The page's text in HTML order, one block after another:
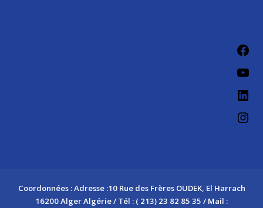
Coordonnées : Adresse :10 Rue des Frères OUDEK, El Harrach
16200 Alger Algérie / Tél : ( 213) 23 82 85 35 / Mail :